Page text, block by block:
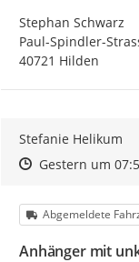
Stephan Schwarz
Paul-Spindler-
40721 Hilden
Stefanie Helikum
Zeitpunkt des
Zeitpunkt des
Gestern um
Kategorie
Abgemeldete
Anhänger mit